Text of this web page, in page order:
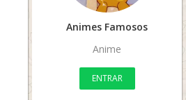
Animes Famosos
Anime
ENTRAR